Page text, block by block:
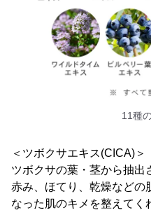
11種
＜ツボクサエキス(CICA)＞
ツボクサの葉・茎から抽出
赤み、ほてり、乾燥などの
なった肌のキメを整えてく